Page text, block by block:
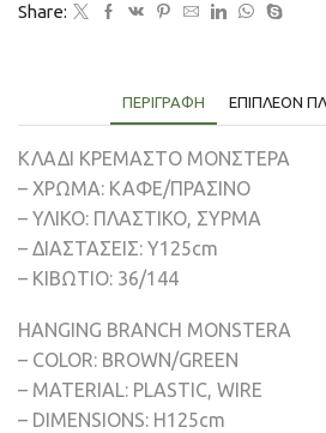
Share:
ΠΕΡΙΓΡΑΦΉ ΕΠΙΠΛΈΟΝ
ΚΛΑΔΙ ΚΡΕΜΑΣΤΟ ΜΟΝΣΤΕΡΑ
– ΧΡΩΜΑ: ΚΑΦΕ/ΠΡΑΣΙΝΟ
– ΥΛΙΚΟ: ΠΛΑΣΤΙΚΟ, ΣΥΡΜΑ
– ΔΙΑΣΤΑΣΕΙΣ: Y125cm
– ΚΙΒΩΤΙΟ: 36/144
HANGING BRANCH MONSTERA
– COLOR: BROWN/GREEN
– MATERIAL: PLASTIC, WIRE
– DIMENSIONS: Η125cm